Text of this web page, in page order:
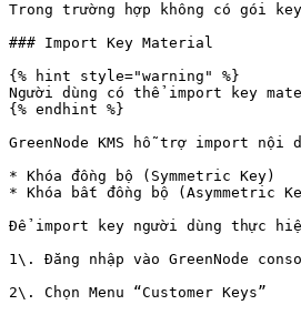
Trong trường hợp không có gói
### Import Key Material
{% hint style="warning" %}
Người dùng có thể import key
{% endhint %}
GreenNode KMS hỗ trợ import
* Khóa đồng bộ (Symmetric Key)
* Khóa bất đồng bộ (Asymmetric
Để import key người dùng thực
1\. Đăng nhập vào GreenNode
2\. Chọn Menu “Customer Keys”